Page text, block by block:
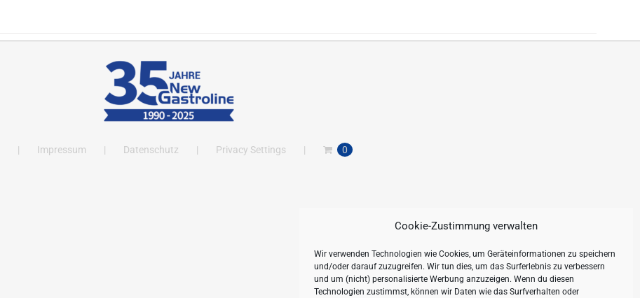
Cookie-Zustimmung verwalten
Wir verwenden Technologien wie Cookies, um Geräteinformationen zu speichern
und/oder darauf zuzugreifen. Wir tun dies, um das Surferlebnis zu verbessern
und um (nicht) personalisierte Werbung anzuzeigen. Wenn du diesen
Technologien zustimmst, können wir Daten wie das Surfverhalten oder
Impressum Datenschutz Privacy Settings 0